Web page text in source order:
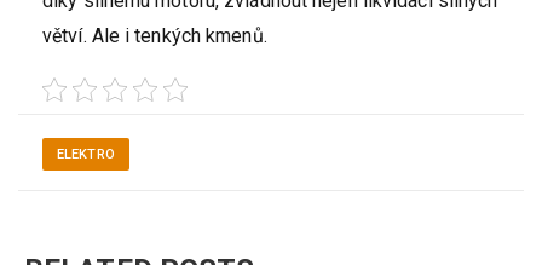
větví. Ale i tenkých kmenů.
ELEKTRO